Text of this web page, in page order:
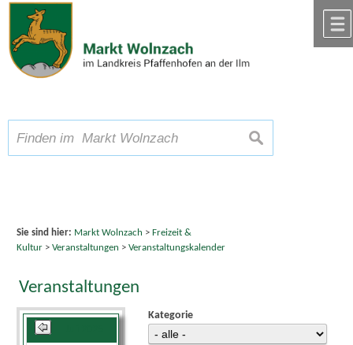
Zum Inhalt,zur Navigation
Schriftgröße A A A suchen
Sie sind hier: Markt Wolnzach > Freizeit &
Kultur> Veranstaltungen > Veranstaltungskalender
Veranstaltungen
Kategorie